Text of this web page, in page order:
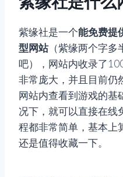
紫缘社是什么
紫缘社是一个能免费提
型网站（紫缘两个字多
吧），网站内收录了
非常庞大，并且目前仍
网站内查看到游戏的基
况下，就可以直接在线
程都非常简单，基本上
还是值得收藏一下。